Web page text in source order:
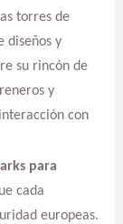
torres de
diseños y
su rincón de
y
con
para
cada
europeas.